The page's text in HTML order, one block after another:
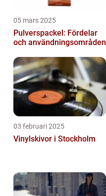
05 mars 2025
Pulverspackel: Fördelar
och användningsområden
03 februari 2025
Vinylskivor i Stockholm